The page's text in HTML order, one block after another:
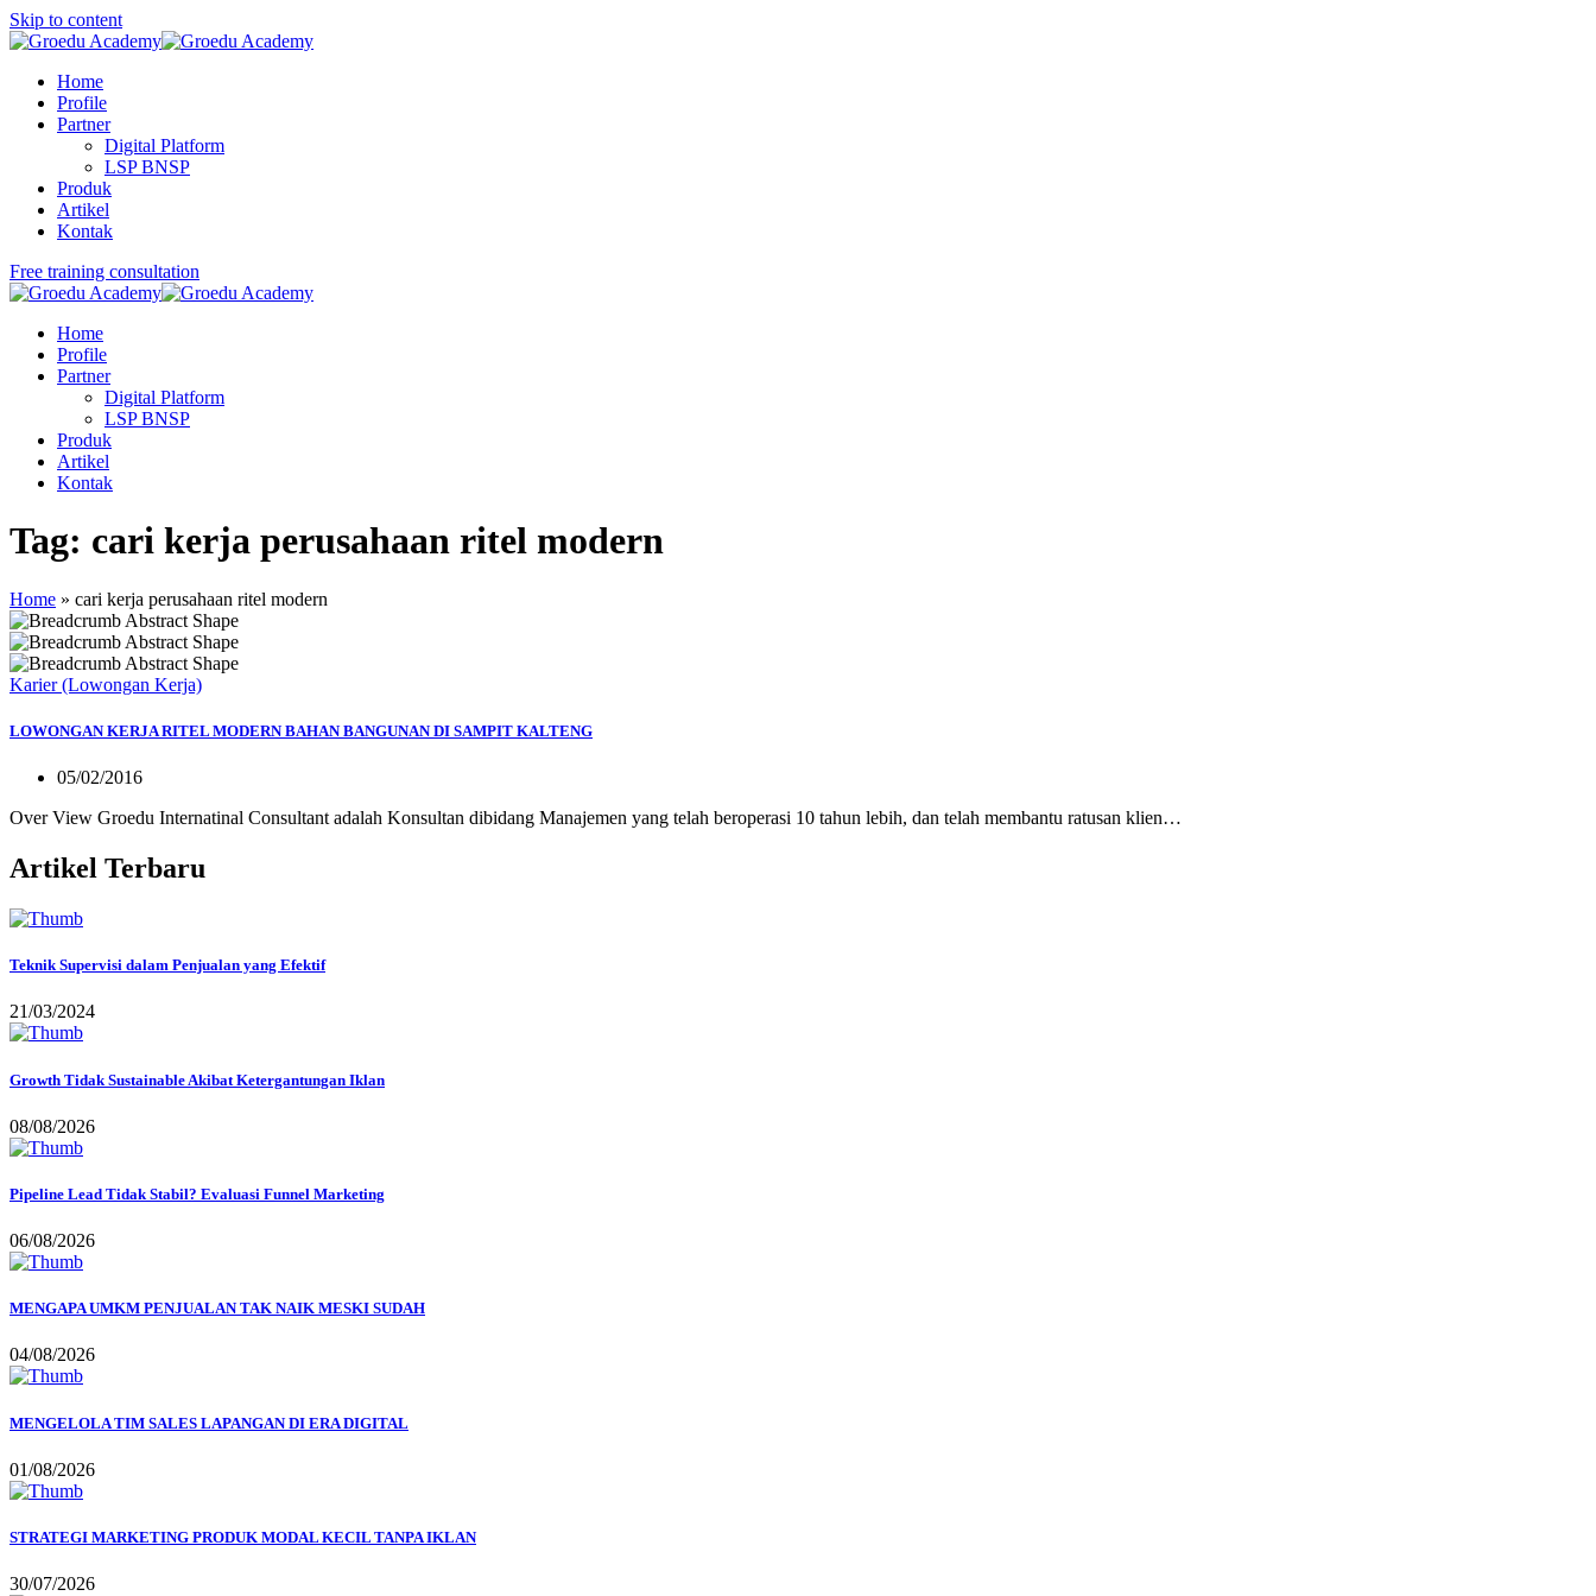
Skip to content
Home
Profile
Partner
Digital Platform
LSP BNSP
Produk
Artikel
Kontak
Free training consultation
Home
Profile
Partner
Digital Platform
LSP BNSP
Produk
Artikel
Kontak
Tag: cari kerja perusahaan ritel modern
Home » cari kerja perusahaan ritel modern
Karier (Lowongan Kerja)
LOWONGAN KERJA RITEL MODERN BAHAN BANGUNAN DI SAMPIT KALTENG
05/02/2016
Over View Groedu Internatinal Consultant adalah Konsultan dibidang Manajemen yang telah beroperasi 10 tahun lebih, dan telah membantu ratusan klien…
Artikel Terbaru
Teknik Supervisi dalam Penjualan yang Efektif
21/03/2024
Growth Tidak Sustainable Akibat Ketergantungan Iklan
08/08/2026
Pipeline Lead Tidak Stabil? Evaluasi Funnel Marketing
06/08/2026
MENGAPA UMKM PENJUALAN TAK NAIK MESKI SUDAH
04/08/2026
MENGELOLA TIM SALES LAPANGAN DI ERA DIGITAL
01/08/2026
STRATEGI MARKETING PRODUK MODAL KECIL TANPA IKLAN
30/07/2026